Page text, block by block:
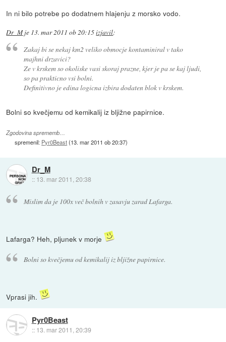
In ni bilo potrebe po dodatnem hlajenju z morsko vodo.
Dr_Mje 13. mar 2011 ob 20:15izjavil:
Zakaj bi se nekaj km2 veliko obmocje kontaminiral v tako
majhni drzavici?
Ze v krskem so okoliske vasi skoraj prazne, kjer je pa se kaj ljudi,
so pa prakticno vsi bolni.
Definitivno je edina logicna izbira dodaten blok v krskem.
Bolni so kvečjemu od kemikalij iz bljižne papirnice.
Zgodovina sprememb…
spremenil: Pyr0Beast(13. mar 2011 ob 20:37)
Dr_M
:: 13. mar 2011, 20:38
Mislim da je 100x več bolnih v zasavju zarad Lafarga.
Lafarga? Heh, pljunek v morje
Bolni so kvečjemu od kemikalij iz bljižne papirnice.
Vprasi jih.
Pyr0Beast
:: 13. mar 2011, 20:39